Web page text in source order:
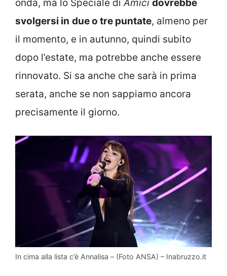
onda, ma lo Speciale diAmici dovrebbe
svolgersi in due o tre puntate, almeno per
il momento, e in autunno, quindi subito
dopo l’estate, ma potrebbe anche essere
rinnovato. Si sa anche che sarà in prima
serata, anche se non sappiamo ancora
precisamente il giorno.
In cima alla lista c’è Annalisa – (Foto ANSA) – Inabruzzo.it